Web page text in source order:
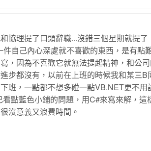
協理提了口頭辭職...沒錯三個星期就提了
自己內心深處就不喜歡的東西，是有點
，因為不喜歡它就無法提起精神，和公
步都沒有，以前在上班的時候我和某三B
班，一點都不想多碰一點VB.NET更不用
點藍色小鋪的問題，用C#來寫來解，這
沒意義又浪費時間。